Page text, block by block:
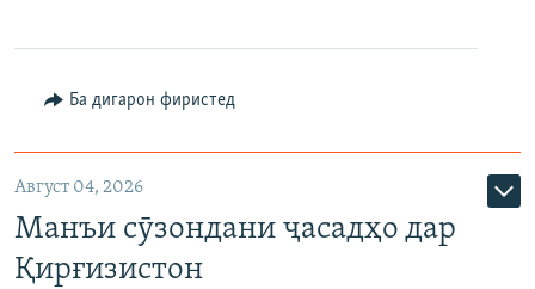
Ба дигарон фиристед
Август 04, 2026
Манъи сӯзондани ҷасадҳо дар
Қирғизистон